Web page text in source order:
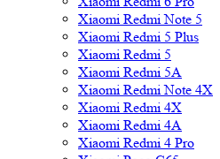
Xiaomi Redmi Note 5
Xiaomi Redmi 5 Plus
Xiaomi Redmi 5
Xiaomi Redmi 5A
Xiaomi Redmi Note 4X
Xiaomi Redmi 4X
Xiaomi Redmi 4A
Xiaomi Redmi 4 Pro